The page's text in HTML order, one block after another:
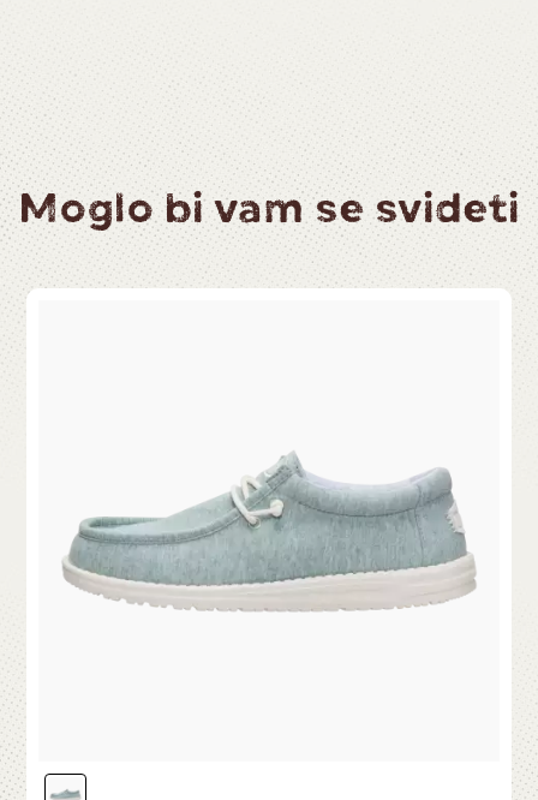
Moglo bi vam se svideti